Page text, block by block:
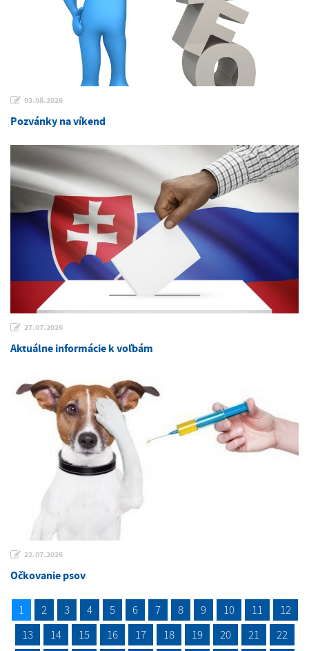
03.08.2026
Pozvánky na víkend
27.07.2026
Aktuálne informácie k voľbám
22.07.2026
Očkovanie psov
1 2 3 4 5 6 7 8 9 10 11
12
13
14 15 16 17 18 19 20 21
22